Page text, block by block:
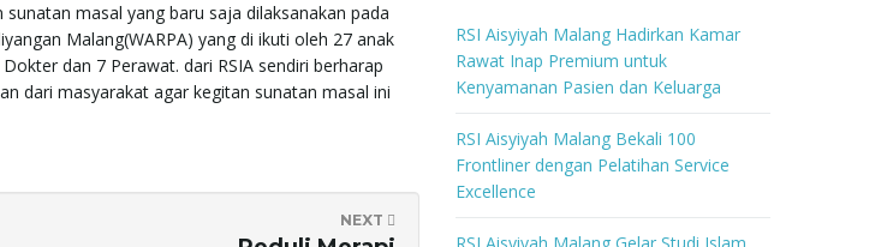
masal yang baru saja dilaksanakan pada
Malang(WARPA) yang di ikuti oleh 27 anak
dan 7 Perawat. dari RSIA sendiri berharap
dari masyarakat agar kegitan sunatan masal ini
NEXT
k
e
y
w
o
r
d
RSI Aisyiyah Malang Hadirkan Kamar
Rawat Inap Premium untuk
Kenyamanan Pasien dan Keluarga
RSI Aisyiyah Malang Bekali 100
Frontliner dengan Pelatihan Service
Excellence